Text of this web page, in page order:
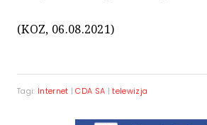
(KOZ, 06.08.2021)
Tagi: Internet |CDA SA |telewizja